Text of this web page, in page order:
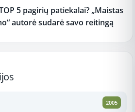
5 pagirių patiekalai? „Maistas
autorė sudarė savo reitingą
2005